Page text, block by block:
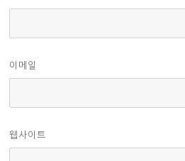
이메일
웹사이트